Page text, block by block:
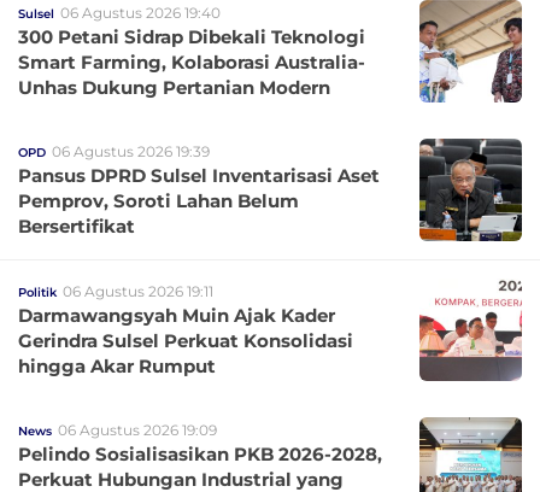
Sulsel 06 Agustus 2026 19:40
300 Petani Sidrap Dibekali Teknologi
Smart Farming, Kolaborasi Australia-
Unhas Dukung Pertanian Modern
OPD 06 Agustus 2026 19:39
Pansus DPRD Sulsel Inventarisasi Aset
Pemprov, Soroti Lahan Belum
Bersertifikat
Politik 06 Agustus 2026 19:11
Darmawangsyah Muin Ajak Kader
Gerindra Sulsel Perkuat Konsolidasi
hingga Akar Rumput
News 06 Agustus 2026 19:09
Pelindo Sosialisasikan PKB 2026-2028,
Perkuat Hubungan Industrial yang